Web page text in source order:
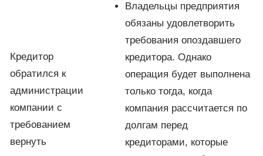
Кредитор
обратился к
администрации
компании с
требованием
вернуть
Владельцы предприятия
обязаны удовлетворить
требования опоздавшего
кредитора. Однако
операция будет выполнена
только тогда, когда
компания рассчитается по
долгам перед
кредиторами, которые